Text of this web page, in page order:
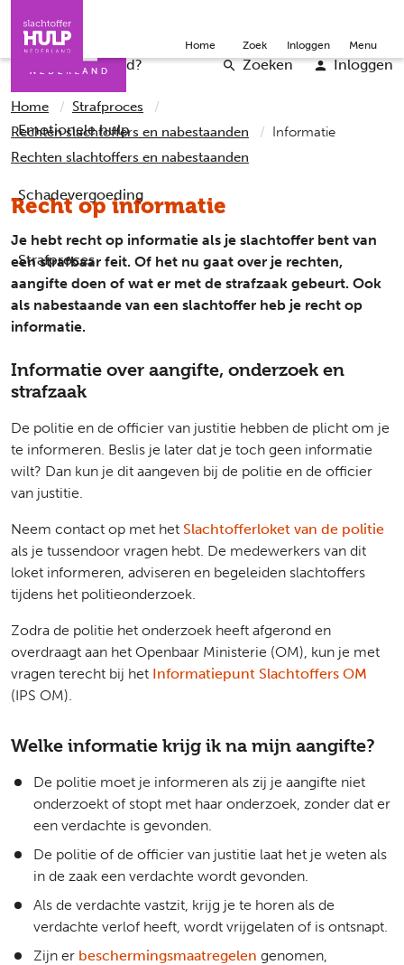
Iemand helpen Word vrijwilliger English
Wat is er gebeurd?
Emotionele hulp
Schadevergoeding
Strafproces
Zoeken Inloggen
Home Zoek Inloggen Menu
Home
Strafproces
Rechten slachtoffers en nabestaanden
Informatie
Rechten slachtoffers en nabestaanden
Recht op informatie
Je hebt recht op informatie als je slachtoffer bent van
een strafbaar feit. Of het nu gaat over je rechten,
aangifte doen of wat er met de strafzaak gebeurt. Ook
als nabestaande van een slachtoffer heb je recht op
informatie.
Informatie over aangifte, onderzoek en
strafzaak
De politie en de officier van justitie hebben de plicht om je
te informeren. Beslis je later dat je toch geen informatie
wilt? Dan kun je dit aangeven bij de politie en de officier
van justitie.
Neem contact op met het Slachtofferloket van de politie
als je tussendoor vragen hebt. De medewerkers van dit
loket informeren, adviseren en begeleiden slachtoffers
tijdens het politieonderzoek.
Zodra de politie het onderzoek heeft afgerond en
overdraagt aan het Openbaar Ministerie (OM), kun je met
vragen terecht bij het Informatiepunt Slachtoffers OM
(IPS OM).
Welke informatie krijg ik na mijn aangifte?
De politie moet je informeren als zij je aangifte niet
onderzoekt of stopt met haar onderzoek, zonder dat er
een verdachte is gevonden.
De politie of de officier van justitie laat het je weten als
in de zaak een verdachte wordt gevonden.
Als de verdachte vastzit, krijg je te horen als de
verdachte verlof heeft, wordt vrijgelaten of is ontsnapt.
Zijn er beschermingsmaatregelen genomen,